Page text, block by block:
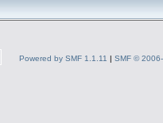
Powered by SMF 1.1.11 | SMF ©